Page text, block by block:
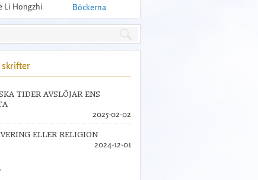
Li Hongzhi Böckerna
skrifter
TIDER AVSLÖJAR ENS
2025-02-02
ELLER RELIGION
2024-12-01